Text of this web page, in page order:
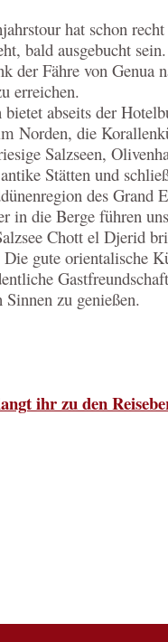
hat schon
bald ausgebucht
der Fähre von Genua
erreichen.
bietet abseits der
Norden, die
Salzseen,
Stätten und
des Grand
in die Berge führen
Chott el Djerid
gute orientalische
zu genießen.
ihr zu den